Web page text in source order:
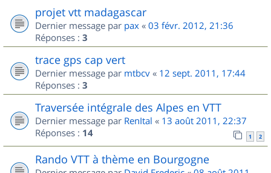
projet vtt madagascar
Dernier message par pax « 03 févr. 2012, 21:36
Réponses : 3
trace gps cap vert
Dernier message par mtbcv « 12 sept. 2011, 17:44
Réponses : 3
Traversée intégrale des Alpes en VTT
Dernier message par RenItal « 13 août 2011, 22:37
Réponses : 14 1 2
Rando VTT à thème en Bourgogne